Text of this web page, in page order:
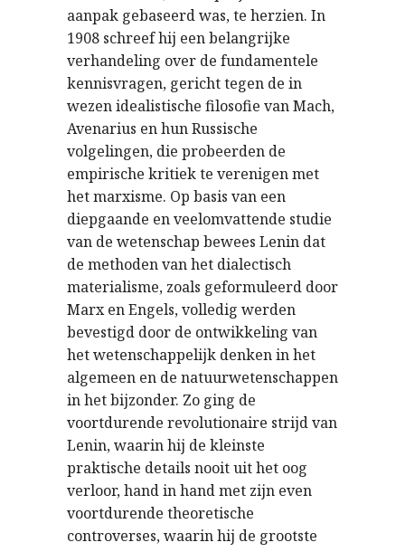
aanpak gebaseerd was, te herzien. In
1908 schreef hij een belangrijke
verhandeling over de fundamentele
kennisvragen, gericht tegen de in
wezen idealistische filosofie van Mach,
Avenarius en hun Russische
volgelingen, die probeerden de
empirische kritiek te verenigen met
het marxisme. Op basis van een
diepgaande en veelomvattende studie
van de wetenschap bewees Lenin dat
de methoden van het dialectisch
materialisme, zoals geformuleerd door
Marx en Engels, volledig werden
bevestigd door de ontwikkeling van
het wetenschappelijk denken in het
algemeen en de natuurwetenschappen
in het bijzonder. Zo ging de
voortdurende revolutionaire strijd van
Lenin, waarin hij de kleinste
praktische details nooit uit het oog
verloor, hand in hand met zijn even
voortdurende theoretische
controverses, waarin hij de grootste